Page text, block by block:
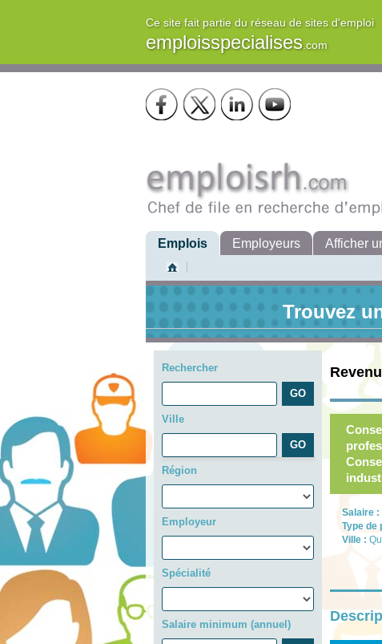
Ce site fait partie du réseau de sites d'emploi
emploisspecialises.com
Emplois Employeurs Afficher
Trouvez
Rechercher
Ville
Région
Employeur
Spécialité
Salaire minimum (annuel)
Salaire :
Type de
Ville :